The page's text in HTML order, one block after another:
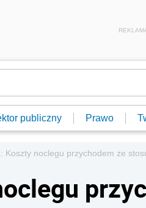
publiczny Prawo
Koszty noclegu przychodem ze